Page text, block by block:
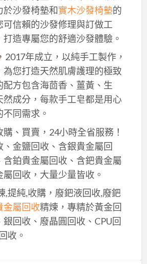
於沙發椅墊和實木沙發椅墊的
可信賴的沙發修理與訂做工
造專屬您的舒適沙發體驗。
，2017年成立，以純手工製作，
為您打造天然肌膚護理的極致
配方包含海茴香、薑黃、生
然成分，每款手工皂都是用心
同需求。
購、買賣，24小時全省服務！
、金鹽回收、含銀貴金屬回
含鉑貴金屬回收、含鈀貴金屬
屬回收，大量少量皆收。
,提純,收購，廢鈀液回收,廢鈀
金屬回收精煉，專精於黃金回
回收、廢晶圓回收、CPU回
收。